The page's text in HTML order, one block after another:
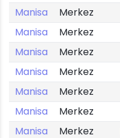
Manisa
Merkez
Manisa
Merkez
Manisa
Merkez
Manisa
Merkez
Manisa
Merkez
Manisa
Merkez
Manisa
Merkez